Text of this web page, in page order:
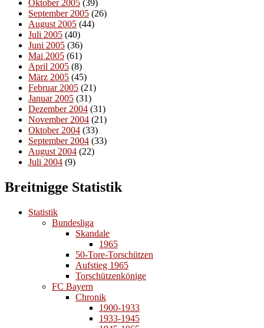
Oktober 2005 (39)
September 2005 (26)
August 2005 (44)
Juli 2005 (40)
Juni 2005 (36)
Mai 2005 (61)
April 2005 (8)
März 2005 (45)
Februar 2005 (21)
Januar 2005 (31)
Dezember 2004 (31)
November 2004 (21)
Oktober 2004 (33)
September 2004 (33)
August 2004 (22)
Juli 2004 (9)
Breitnigge Statistik
Statistik
Bundesliga
Skandale
1965
50-Tore-Torschützen
Aufstieg 1965
Torschützenkönige
FC Bayern
Chronik
1900-1933
1933-1945